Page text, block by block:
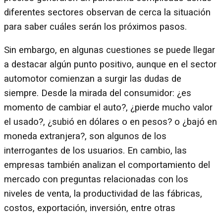
diferentes sectores observan de cerca la situación
para saber cuáles serán los próximos pasos.
Sin embargo, en algunas cuestiones se puede llegar
a destacar algún punto positivo, aunque en el sector
automotor comienzan a surgir las dudas de
siempre. Desde la mirada del consumidor: ¿es
momento de cambiar el auto?, ¿pierde mucho valor
el usado?, ¿subió en dólares o en pesos? o ¿bajó en
moneda extranjera?, son algunos de los
interrogantes de los usuarios. En cambio, las
empresas también analizan el comportamiento del
mercado con preguntas relacionadas con los
niveles de venta, la productividad de las fábricas,
costos, exportación, inversión, entre otras